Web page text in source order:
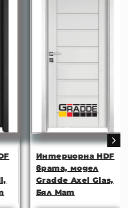
Интериорна HDF
врата, модел
Gradde Axel Glas,
Бял Мат